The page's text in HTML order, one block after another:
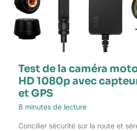
Test de la caméra
HD 1080p avec
et GPS
8 minutes de lecture
Concilier sécurité sur la route et